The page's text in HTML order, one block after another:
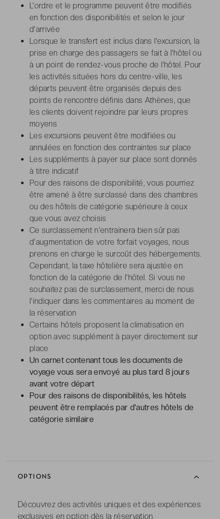
L'ordre et le programme peuvent être modifiés
en fonction des disponibilités et selon le jour
d'arrivée
Lorsque le transfert est inclus dans l'excursion, la
prise en charge des passagers se fait à l'hôtel ou
à un point de rendez-vous proche de l'hôtel. Pour
les activités situées hors du centre-ville, les
départs peuvent être organisés depuis des
points de rencontre définis dans Athènes, que
les clients doivent rejoindre par leurs propres
moyens
Les excursions peuvent être modifiées ou
annulées en fonction des contraintes sur place
Les suppléments à payer sur place sont donnés
à titre indicatif
Pour des raisons de disponibilité, vous pourriez
être amené à être surclassé dans des chambres
ou des hôtels de catégorie supérieure à ceux
que vous avez choisis
Ce surclassement n'entrainera bien sûr pas
d'augmentation de votre forfait voyages, nous
prenons en charge le surcoût des hébergements.
Cependant, la taxe hôtelière sera ajustée en
fonction de la catégorie de l'hôtel. Si vous ne
souhaitez pas de surclassement, merci de nous
l'indiquer dans les commentaires au moment de
la réservation
Certains hôtels proposent la climatisation en
option avec supplément à payer directement sur
place
Un carnet contenant tous les documents de
voyage vous sera envoyé au plus tard 8 jours
avant votre départ
Pour des raisons de disponibilités, les hôtels
peuvent être remplacés par d'autres hôtels de
catégorie similaire
OPTIONS
Découvrez des activités uniques et des expériences
exclusives en option dès la réservation.